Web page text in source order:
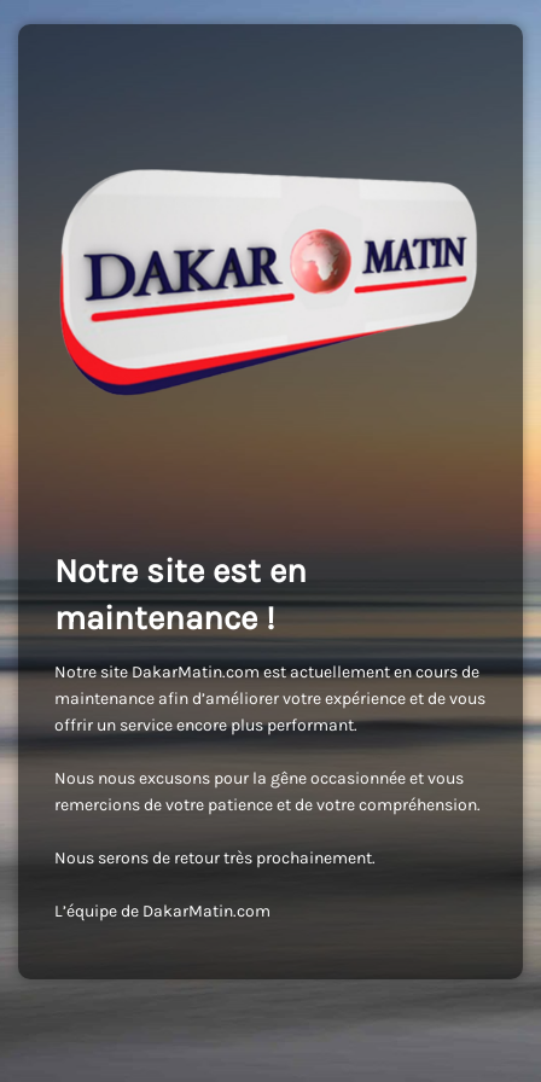
Notre site est en
maintenance !
Notre site DakarMatin.com est actuellement en cours de
maintenance afin d’améliorer votre expérience et de vous
offrir un service encore plus performant.
Nous nous excusons pour la gêne occasionnée et vous
remercions de votre patience et de votre compréhension.
Nous serons de retour très prochainement.
L’équipe de DakarMatin.com